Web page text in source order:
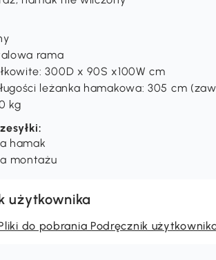
rama
300D x 90S x100W cm
leżanka hamakowa: 305 cm
kg
hamak
montażu
użytkownika
do pobrania Podręcznik